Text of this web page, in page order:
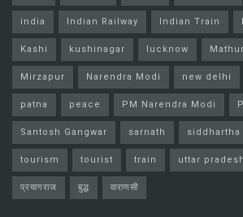
india Indian Railway Indian Train
Kashi kushinagar lucknow
Mirzapur Narendra Modi new delhi
patna peace PM Narendra Modi
Santosh Gangwar sarnath siddhartha
tourism tourist train uttar pradesh
प्रयागराज बुद्ध वाराणसी